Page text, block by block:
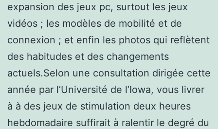
expansion des jeux pc, surtout les jeux
vidéos ; les modèles de mobilité et de
connexion ; et enfin les photos qui reflètent
des habitudes et des changements
actuels.Selon une consultation dirigée cette
année par l’Université de l’Iowa, vous livrer
à à des jeux de stimulation deux heures
hebdomadaire suffirait à ralentir le degré du